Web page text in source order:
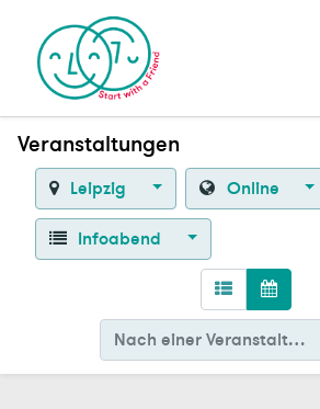
Veranstaltungen
Leipzig Online
Infoabend